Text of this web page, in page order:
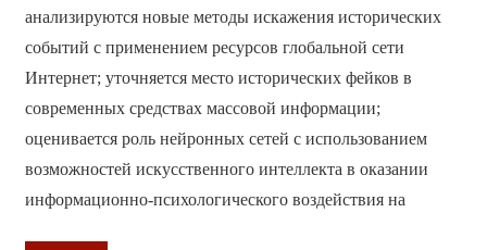
анализируются новые методы искажения исторических
событий с применением ресурсов глобальной сети
Интернет; уточняется место исторических фейков в
современных средствах массовой информации;
оценивается роль нейронных сетей с использованием
возможностей искусственного интеллекта в оказании
информационно-психологического воздействия на